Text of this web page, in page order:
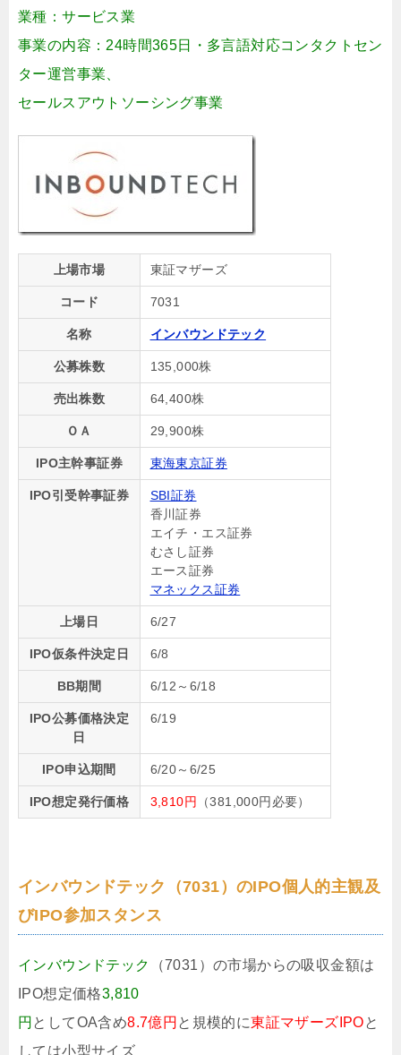
業種：サービス業
事業の内容：24時間365日・多言語対応コンタクトセン
ター運営事業、
セールスアウトソーシング事業
上場市場 東証マザーズ
コード 7031
名称 インバウンドテック
公募株数 135,000株
売出株数 64,400株
ＯＡ 29,900株
IPO主幹事証券 東海東京証券
IPO引受幹事証券
SBI証券
香川証券
エイチ・エス証券
むさし証券
エース証券
マネックス証券
上場日 6/27
IPO仮条件決定日 6/8
BB期間 6/12～6/18
IPO公募価格決定
日
6/19
IPO申込期間 6/20～6/25
IPO想定発行価格 3,810円 （381,000円必要）
インバウンドテック（7031）のIPO個人的主観及
びIPO参加スタンス
インバウンドテック
（7031）の市場からの吸収金額は
IPO想定価格3,810
円 としてOA含め8.7億円 と規模的に東証マザーズIPOと
しては小型サイズ